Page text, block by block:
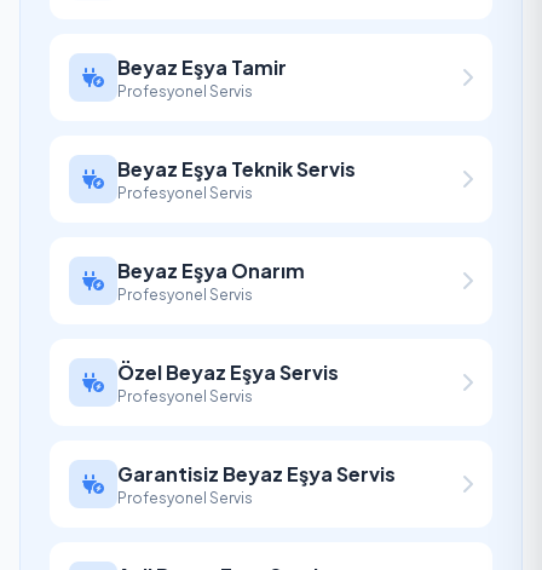
Beyaz Eşya Tamir
Profesyonel Servis
Beyaz Eşya Teknik Servis
Profesyonel Servis
Beyaz Eşya Onarım
Profesyonel Servis
Özel Beyaz Eşya Servis
Profesyonel Servis
Garantisiz Beyaz Eşya Servis
Profesyonel Servis